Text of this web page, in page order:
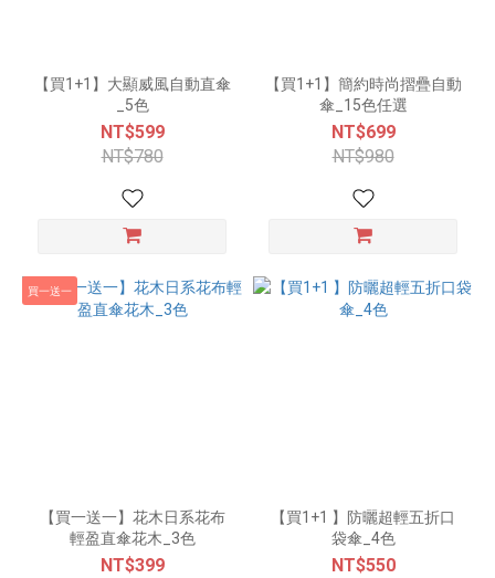
【買1+1】大顯威風自動直傘
_5色
NT$599
NT$780
【買1+1】簡約時尚摺疊自動
傘_15色任選
NT$699
NT$980
買一送一
【買一送一】花木日系花布
輕盈直傘花木_3色
NT$399
【買1+1 】防曬超輕五折口
袋傘_4色
NT$550